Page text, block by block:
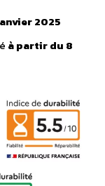
2025
à partir du 8